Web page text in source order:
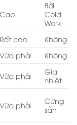
Cao
Bởi
Cold
Work
Rất cao
Không
Vừa phải Không
Vừa phải
Gia
nhiệt
Vừa phải
Cứng
sẵn